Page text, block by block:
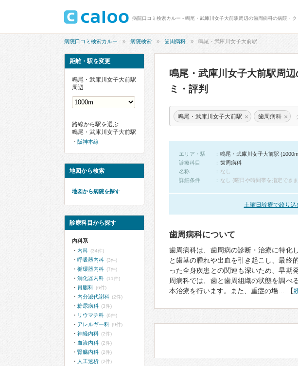
病院口コミ検索カルー - 鳴尾・武庫川女子大前駅周辺の歯周病科の病院・
病院口コミ検索カルー 病院検索 歯周病科 鳴尾・武庫川女子大前駅
鳴尾・武庫川女子大前駅周
ミ・評判
鳴尾・武庫川女子大前駅 × 歯周病科 ×
エリア・駅
鳴尾・武庫川女子大前駅
診療科目
歯周病科
名称
なし
詳細条件
なし (曜日や時間帯を指定でき
土曜日診療で絞り込
歯周病科について
歯周病科は、歯周病の診断・治療に特化
と歯茎の腫れや出血を引き起こし、最終
った全身疾患との関連も深いため、早期
周病科では、歯と歯周組織の状態を調べ
本治療を行います。また、重症の場… 【
距離・駅を変更
鳴尾・武庫川女子大前駅
周辺
路線から駅を選ぶ
鳴尾・武庫川女子大前駅
阪神本線
地図から検索
地図から病院を探す
診療科目から探す
内科系
内科 (34件)
呼吸器内科 (3件)
循環器内科 (7件)
消化器内科 (11件)
胃腸科 (6件)
内分泌代謝科 (2件)
糖尿病科 (3件)
リウマチ科 (6件)
アレルギー科 (9件)
神経内科 (2件)
血液内科 (2件)
腎臓内科 (2件)
人工透析 (2件)